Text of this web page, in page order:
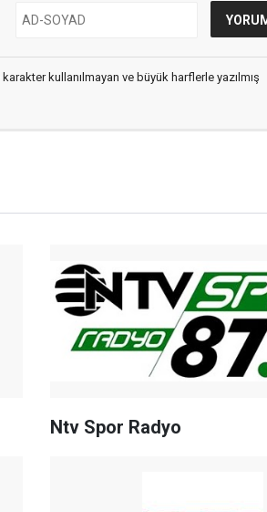
kullanılmayan ve büyük harflerle yazılmış
Ntv Spor Radyo